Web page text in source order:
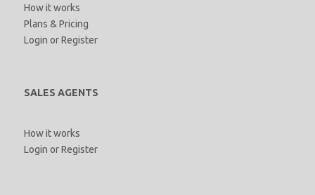
How it works
Plans & Pricing
Login orRegister
SALES AGENTS
How it works
Login orRegister